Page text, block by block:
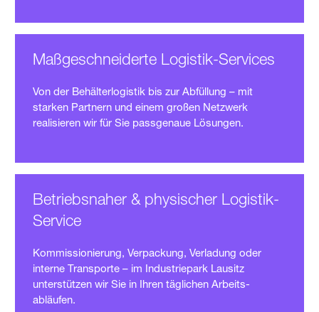
Maßgeschnei­derte Logistik-Services
Von der Behälter­logistik bis zur Abfüllung – mit
starken Partnern und einem großen Netzwerk
realisieren wir für Sie passgenaue Lösungen.
Betriebsnaher & physischer Logistik-
Service
Kommissionierung, Verpackung, Verladung oder
interne Transporte – im Industriepark Lausitz
unterstützen wir Sie in Ihren täglichen Arbeits­
abläufen.